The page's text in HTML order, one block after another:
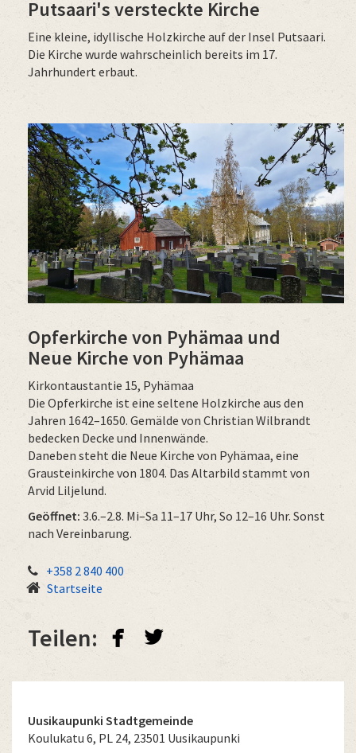
Putsaari's versteckte Kirche
Eine kleine, idyllische Holzkirche auf der Insel Putsaari.
Die Kirche wurde wahrscheinlich bereits im 17.
Jahrhundert erbaut.
Opferkirche von Pyhämaa und
Neue Kirche von Pyhämaa
Kirkontaustantie 15, Pyhämaa
Die Opferkirche ist eine seltene Holzkirche aus den
Jahren 1642–1650. Gemälde von Christian Wilbrandt
bedecken Decke und Innenwände.
Daneben steht die Neue Kirche von Pyhämaa, eine
Grausteinkirche von 1804. Das Altarbild stammt von
Arvid Liljelund.
Geöffnet: 3.6.–2.8. Mi–Sa 11–17 Uhr, So 12–16 Uhr. Sonst
nach Vereinbarung.
+358 2 840 400
Startseite
Teilen: facebook twitterbird
Uusikaupunki Stadtgemeinde
Koulukatu 6, PL 24, 23501 Uusikaupunki